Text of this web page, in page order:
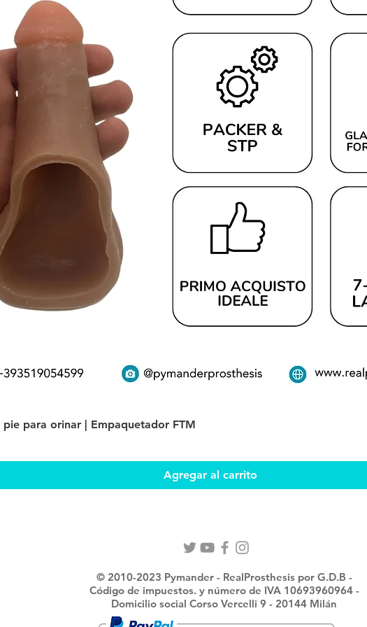
Vista rápida
pie para orinar | Empaquetador FTM
Agregar al carrito
© 2010-2023 Pymander - RealProsthesis por G.D.B -
Código de impuestos. y número de IVA 10693960964 -
Domicilio social Corso Vercelli 9 - 20144 Milán